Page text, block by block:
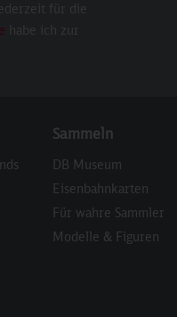
für die
habe ich zur
Sammeln
DB Museum
Eisenbahnkarten
Für wahre Sammler
Modelle & Figuren